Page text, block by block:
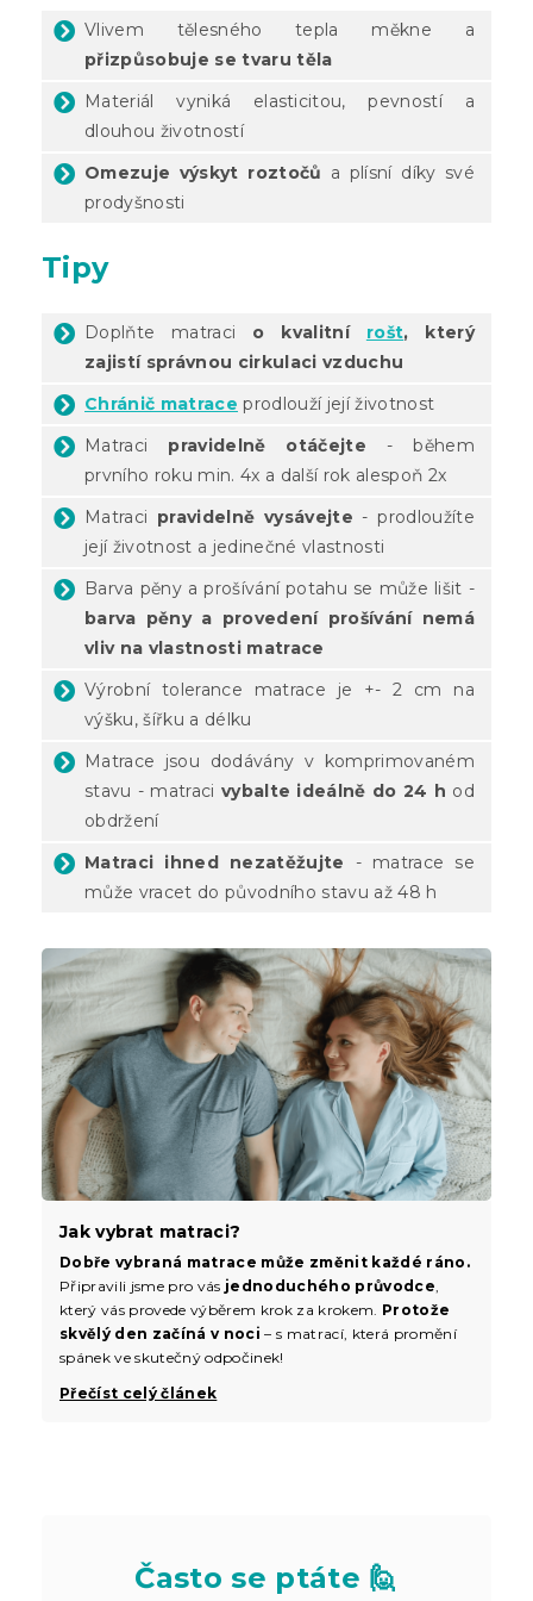
Vlivem tělesného tepla měkne a
přizpůsobuje se tvaru těla
Materiál vyniká elasticitou, pevností a
dlouhou životností
Omezuje výskyt roztočů a plísní díky své
prodyšnosti
Tipy
Doplňte matraci o kvalitní rošt, který
zajistí správnou cirkulaci vzduchu
Chránič matrace prodlouží její životnost
Matraci pravidelně otáčejte - během
prvního roku min. 4x a další rok alespoň 2x
Matraci pravidelně vysávejte - prodloužíte
její životnost a jedinečné vlastnosti
Barva pěny a prošívání potahu se může lišit -
barva pěny a provedení prošívání nemá
vliv na vlastnosti matrace
Výrobní tolerance matrace je +- 2 cm na
výšku, šířku a délku
Matrace jsou dodávány v komprimovaném
stavu - matraci vybalte ideálně do 24 h od
obdržení
Matraci ihned nezatěžujte - matrace se
může vracet do původního stavu až 48 h
Jak vybrat matraci?
Dobře vybraná matrace může změnit každé ráno.
Připravili jsme pro vás jednoduchého průvodce,
který vás provede výběrem krok za krokem. Protože
skvělý den začíná v noci – s matrací, která promění
spánek ve skutečný odpočinek!
Přečíst celý článek
Často se ptáte 🙋